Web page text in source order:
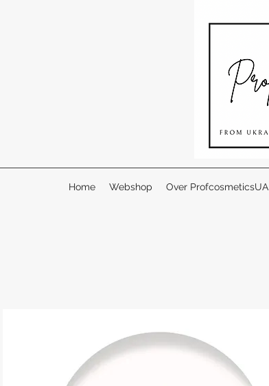
Home Webshop Over ProfcosmeticsUA